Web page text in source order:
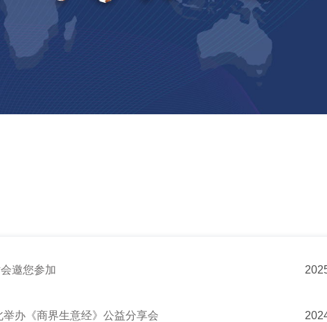
邀您参加
办《商界生意经》公益分享会